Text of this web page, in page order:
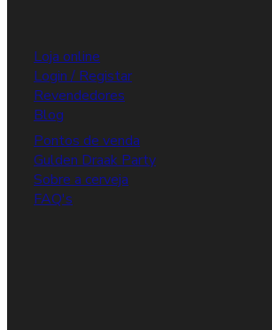
Loja online
Login / Registar
Revendedores
Blog
Pontos de venda
Gulden Draak Party
Sobre a cerveja
FAQ's